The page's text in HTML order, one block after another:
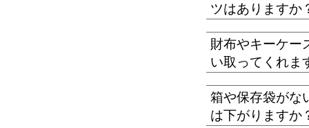
ツはありますか
財布やキーケー
い取ってくれま
箱や保存袋がな
は下がりますか